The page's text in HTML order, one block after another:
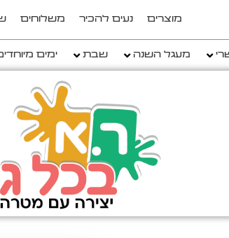
מוצרים נעים להכיר משלוחים
מעגל השנה שבת ימים